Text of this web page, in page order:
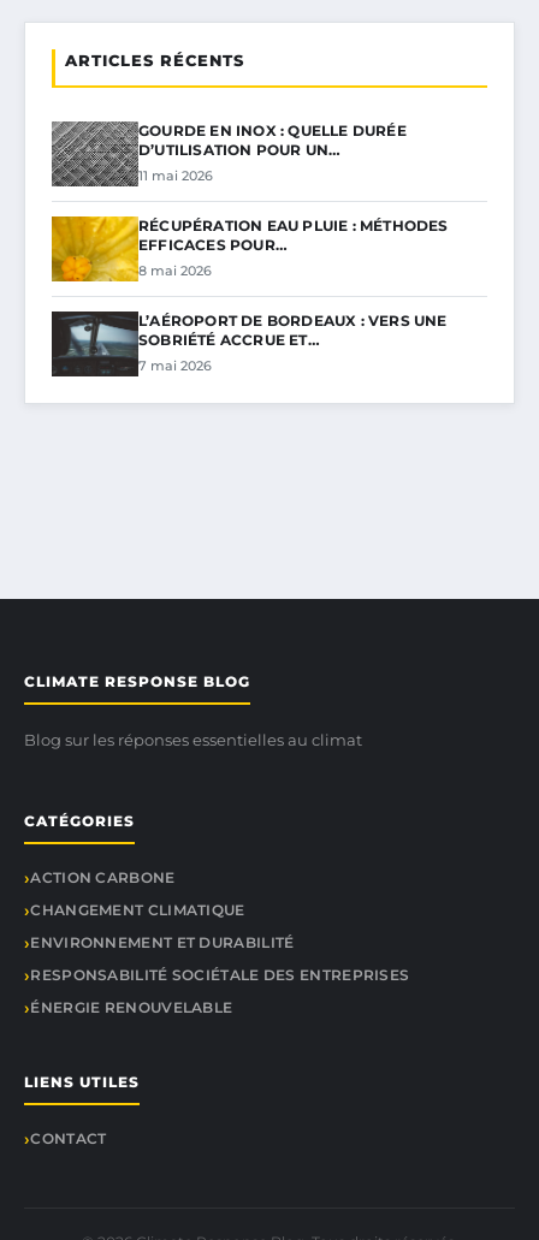
ARTICLES RÉCENTS
GOURDE EN INOX : QUELLE DURÉE
D’UTILISATION POUR UN…
11 mai 2026
RÉCUPÉRATION EAU PLUIE : MÉTHODES
EFFICACES POUR…
8 mai 2026
L’AÉROPORT DE BORDEAUX : VERS UNE
SOBRIÉTÉ ACCRUE ET…
7 mai 2026
CLIMATE RESPONSE BLOG
Blog sur les réponses essentielles au climat
CATÉGORIES
ACTION CARBONE
CHANGEMENT CLIMATIQUE
ENVIRONNEMENT ET DURABILITÉ
RESPONSABILITÉ SOCIÉTALE DES ENTREPRISES
ÉNERGIE RENOUVELABLE
LIENS UTILES
CONTACT